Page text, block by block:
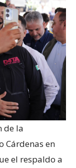
de la
Cárdenas en
el respaldo a